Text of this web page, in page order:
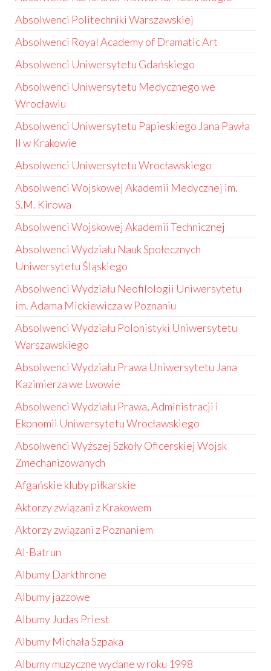
Absolwenci Politechniki Warszawskiej
Absolwenci Royal Academy of Dramatic Art
Absolwenci Uniwersytetu Gdańskiego
Absolwenci Uniwersytetu Medycznego we
Wrocławiu
Absolwenci Uniwersytetu Papieskiego Jana Pawła
II w Krakowie
Absolwenci Uniwersytetu Wrocławskiego
Absolwenci Wojskowej Akademii Medycznej im.
S.M. Kirowa
Absolwenci Wojskowej Akademii Technicznej
Absolwenci Wydziału Nauk Społecznych
Uniwersytetu Śląskiego
Absolwenci Wydziału Neofilologii Uniwersytetu
im. Adama Mickiewicza w Poznaniu
Absolwenci Wydziału Polonistyki Uniwersytetu
Warszawskiego
Absolwenci Wydziału Prawa Uniwersytetu Jana
Kazimierza we Lwowie
Absolwenci Wydziału Prawa, Administracji i
Ekonomii Uniwersytetu Wrocławskiego
Absolwenci Wyższej Szkoły Oficerskiej Wojsk
Zmechanizowanych
Afgańskie kluby piłkarskie
Aktorzy związani z Krakowem
Aktorzy związani z Poznaniem
Al-Batrun
Albumy Darkthrone
Albumy jazzowe
Albumy Judas Priest
Albumy Michała Szpaka
Albumy muzyczne wydane w roku 1998